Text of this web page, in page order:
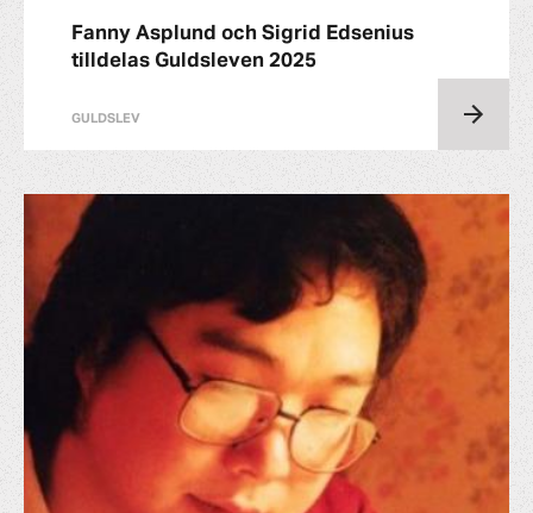
Fanny Asplund och Sigrid Edsenius
tilldelas Guldsleven 2025
GULDSLEV